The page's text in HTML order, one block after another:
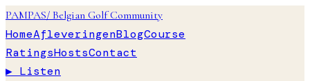
PAMPAS/ Belgian Golf Community
HomeAfleveringenBlogCourse
RatingsHostsContact
▶ Listen